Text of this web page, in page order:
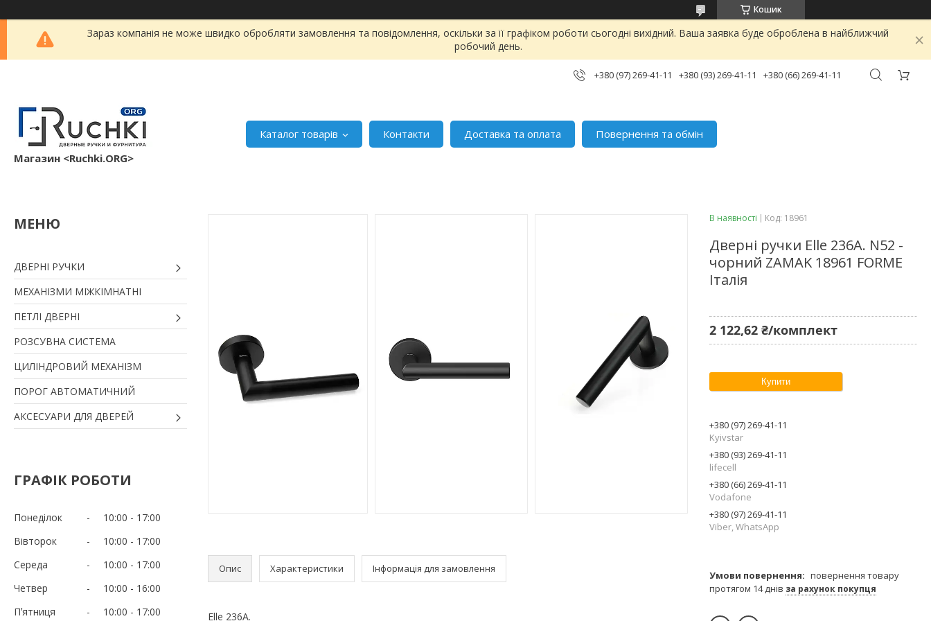
Кошик
Зараз компанія не може швидко обробляти замовлення та повідомлення, оскільки за її графіком роботи сьогодні вихідний. Ваша заявка буде оброблена в найближчий
робочий день.
+380 (97) 269-41-11 +380 (93) 269-41-11 +380 (66) 269-41-11
Магазин <Ruchki.ORG>
Каталог товарів Контакти Доставка та оплата Повернення та обмін
ДВЕРНІ РУЧКИ
МЕХАНІЗМИ МІЖКІМНАТНІ
ПЕТЛІ ДВЕРНІ
РОЗСУВНА СИСТЕМА
ЦИЛІНДРОВИЙ МЕХАНІЗМ
ПОРОГ АВТОМАТИЧНИЙ
АКСЕСУАРИ ДЛЯ ДВЕРЕЙ
ГРАФІК РОБОТИ
Понеділок 10:00
17:00
Вівторок
10:00
17:00
Середа
10:00
17:00
Четвер
10:00
16:00
Пʼятниця
10:00
17:00
Опис Характеристики Інформація для замовлення
Elle 236A.
В наявності Код: 18961
Дверні ручки Elle 236A. N52 -
чорний ZAMAK 18961 FORME
Італія
2 122,62 ₴/комплект
Купити
+380 (97) 269-41-11
Kyivstar
+380 (93) 269-41-11
lifecell
+380 (66) 269-41-11
Vodafone
+380 (97) 269-41-11
Viber, WhatsApp
повернення товару
протягом 14 днів за рахунок покупця